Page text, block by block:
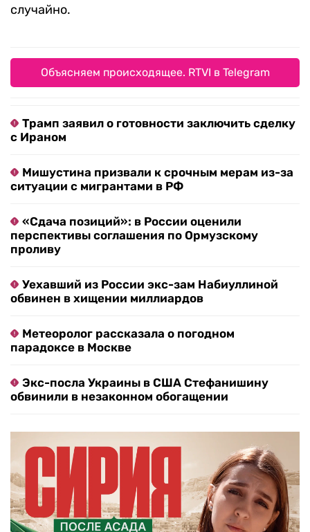
случайно.
Объясняем происходящее. RTVI в Telegram
Трамп заявил о готовности заключить сделку
с Ираном
Мишустина призвали к срочным мерам из-за
ситуации с мигрантами в РФ
«Сдача позиций»: в России оценили
перспективы соглашения по Ормузскому
проливу
Уехавший из России экс-зам Набиуллиной
обвинен в хищении миллиардов
Метеоролог рассказала о погодном
парадоксе в Москве
Экс-посла Украины в США Стефанишину
обвинили в незаконном обогащении